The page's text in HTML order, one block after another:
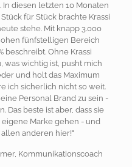
diesen letzten 10 Monaten
für Stück brachte Krassi
stehe. Mit knapp 3.000
fünfstelligen Bereich
beschreibt. Ohne Krassi
was wichtig ist, pusht mich
und holt das Maximum
ich sicherlich nicht so weit.
Personal Brand zu sein -
Das beste ist aber, dass sie
Marke gehen - und
anderen hier!"
Kommunikationscoach